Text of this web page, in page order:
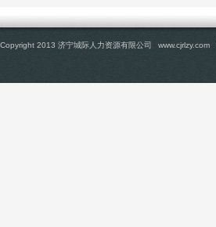
Copyright 2013 济宁城际人力资源有限公司 www.cjrlzy.com